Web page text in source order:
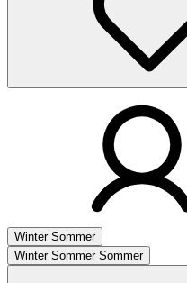
Winter Sommer
Winter Sommer Sommer